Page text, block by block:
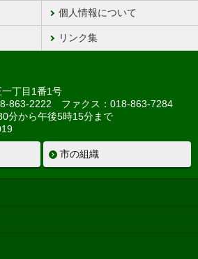
個人情報について
リンク集
丁目1番1号
863-2222 ファクス：018-863-7284
分から午後5時15分まで
市の組織